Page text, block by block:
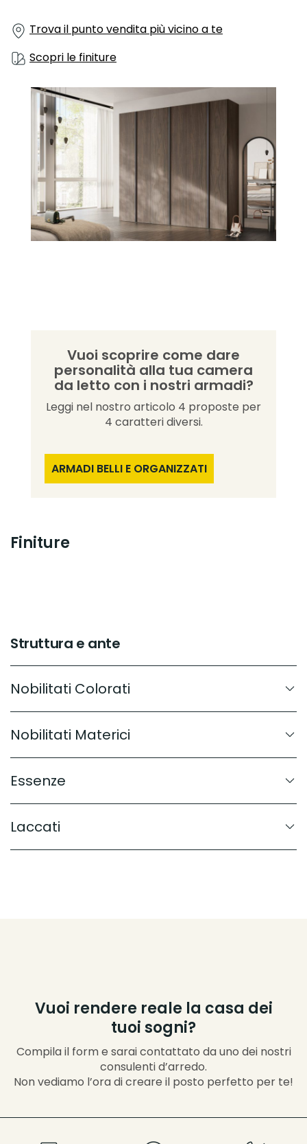
Trova il punto vendita più vicino a te
Scopri le finiture
Vuoi scoprire come dare
personalità alla tua camera
da letto con i nostri armadi?
Leggi nel nostro articolo 4 proposte per
4 caratteri diversi.
ARMADI BELLI E ORGANIZZATI
Finiture
Struttura e ante
Nobilitati Colorati
Nobilitati Materici
Essenze
Laccati
Vuoi rendere reale la casa dei
tuoi sogni?
Compila il form e sarai contattato da uno dei nostri
consulenti d’arredo.
Non vediamo l’ora di creare il posto perfetto per te!